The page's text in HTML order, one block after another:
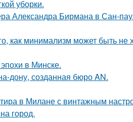
уборки.
Александра Бирмана в Сан-
как минимализм может быть
в Минске.
дону, созданная бюро AN.
в Милане с винтажным
город.